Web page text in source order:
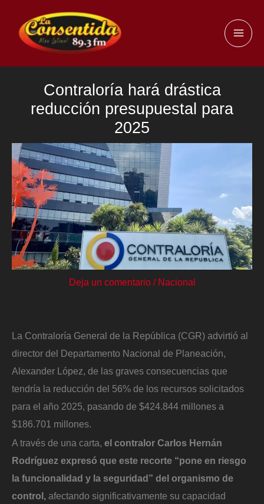
contenido
Contraloría hará drástica
reducción presupuestal para
2025
Deja un comentario / Nacional
La Contraloría General de la República (CGR) advirtió al
director del Departamento Nacional de Planeación,
Alexander López, de las graves consecuencias que
tendría la reducción del 56% de los recursos solicitados
para el año 2025, pasando de $424.844 millones a
$186.701 millones.
A través de una carta, el contralor Carlos Hernán
Rodríguez expresó que este recorte “pone en riesgo
la funcionalidad y la seguridad” del organismo de
control, afectando significativamente su capacidad